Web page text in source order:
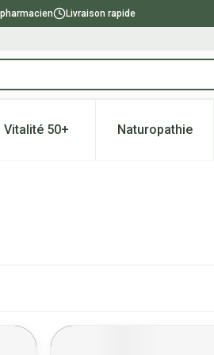
Livraison rapide
hygiène
Régime, alimentation &
menu pour la catégorie
Vitalité 50+Afficher le sous-menu pour la
Naturopathie
Afficher